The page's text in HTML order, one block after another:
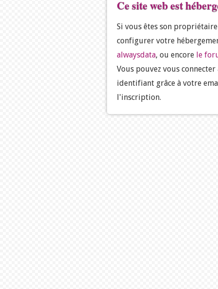
Ce site web est
Si vous êtes son
configurer votre
alwaysdata, ou encore le
Vous pouvez vous
identifiant grâce à votre
l'inscription.